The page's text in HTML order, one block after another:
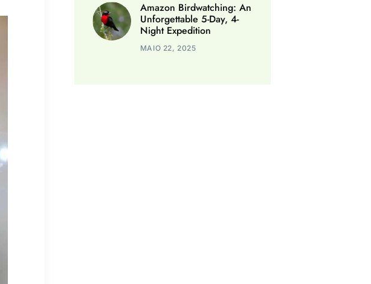
Amazon Birdwatching: An
Unforgettable 5-Day, 4-
Night Expedition
MAIO 22, 2025